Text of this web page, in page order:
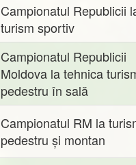
Campionatul Republicii
turism sportiv
Campionatul Republicii
Moldova la tehnica
pedestru în sală
Campionatul RM la
pedestru și montan